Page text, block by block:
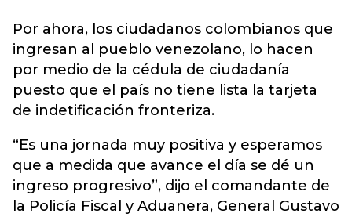
Por ahora, los ciudadanos colombianos que
ingresan al pueblo venezolano, lo hacen
por medio de la cédula de ciudadanía
puesto que el país no tiene lista la tarjeta
de indetificación fronteriza.
“Es una jornada muy positiva y esperamos
que a medida que avance el día se dé un
ingreso progresivo”, dijo el comandante de
la Policía Fiscal y Aduanera, General Gustavo